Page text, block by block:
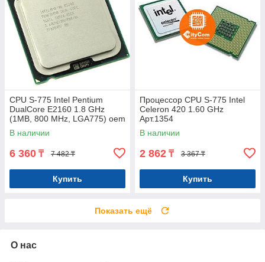
CPU S-775 Intel Pentium
DualCore E2160 1.8 GHz
(1MB, 800 MHz, LGA775) oem
Арт.1374
В наличии
6 360 ₸ 7 482 ₸
Купить
Процессор CPU S-775 Intel
Celeron 420 1.60 GHz
Арт.1354
В наличии
2 862 ₸ 3 367 ₸
Купить
Показать ещё
О нас